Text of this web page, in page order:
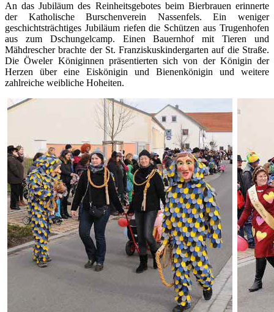
An das Jubiläum des Reinheitsgebotes beim Bierbrauen erinnerte
der Katholische Burschenverein Nassenfels. Ein weniger
geschichtsträchtiges Jubiläum riefen die Schützen aus Trugenhofen
aus zum Dschungelcamp. Einen Bauernhof mit Tieren und
Mähdrescher brachte der St. Franziskuskindergarten auf die Straße.
Die Öweler Königinnen präsentierten sich von der Königin der
Herzen über eine Eiskönigin und Bienenkönigin und weitere
zahlreiche weibliche Hoheiten.